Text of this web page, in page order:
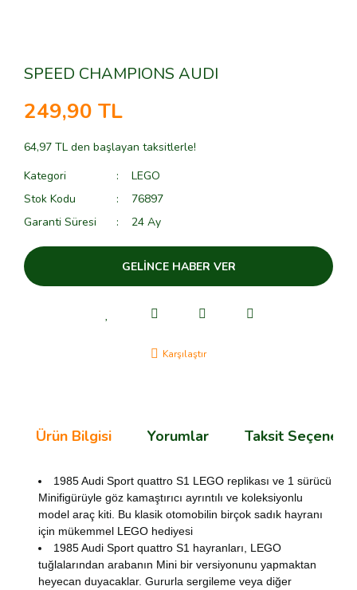
SPEED CHAMPIONS AUDI
249,90 TL
64,97 TL den başlayan taksitlerle!
Kategori
LEGO
Stok Kodu
76897
Garanti Süresi
24 Ay
GELİNCE HABER VER
Karşılaştır
Ürün Bilgisi Yorumlar Taksit
1985 Audi Sport quattro S1 LEGO replikası ve 1 sürücü
Minifigürüyle göz kamaştırıcı ayrıntılı ve koleksiyonlu
model araç kiti. Bu klasik otomobilin birçok sadık hayranı
için mükemmel LEGO hediyesi
1985 Audi Sport quattro S1 hayranları, LEGO
tuğlalarından arabanın Mini bir versiyonunu yapmaktan
heyecan duyacaklar. Gururla sergileme veya diğer